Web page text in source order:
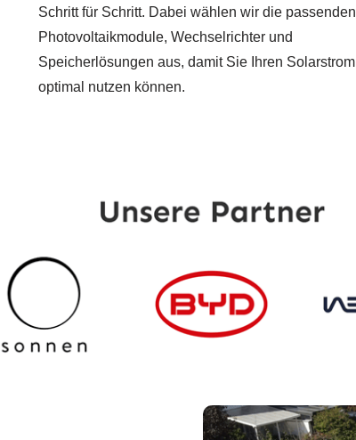
Schritt für Schritt. Dabei wählen wir die passenden
Photovoltaikmodule, Wechselrichter und
Speicherlösungen aus, damit Sie Ihren Solarstrom
optimal nutzen können.